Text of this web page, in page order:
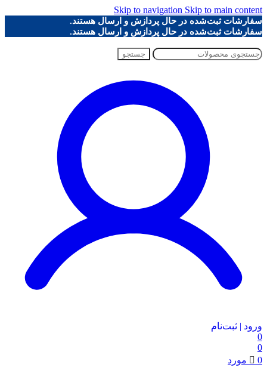
Skip to navigation Skip to main content
سفارشات ثبت‌شده در حال پردازش و ارسال هستند.
سفارشات ثبت‌شده در حال پردازش و ارسال هستند.
جستجو
ورود | ثبت‌نام
0
0
0
مورد